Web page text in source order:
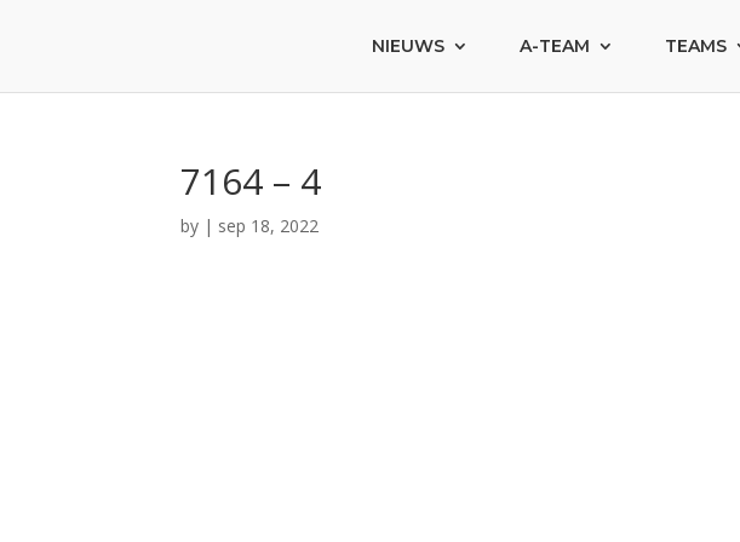
NIEUWS A-TEAM TEAMS
7164 – 4
by | sep 18, 2022